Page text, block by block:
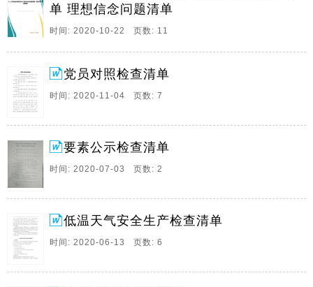
备注123.1。
10、附件1煤矿企业岗位班检查清单（参考样本）一、带
班矿领导检查清单（参考样单）二、班组长班检查清单
（参考样单）例1. 综采工作面跟班负责人检查清单（参
考样单）例2. 掘进工作面跟班负责人检查清单（参考样
单）例3. 通风队跟班负责人检查清单（参考样单）例4
防突队跟班负责人检查清单（参考样单）三、安全员班
单）五、。
11、个人对照检查理想信念方面存在的问题清单 理想信
念问题清单 精品文档，仅供参考 个人对照检查理想信念
就要认真学习党章党规和书记总书记系列重要讲话，将
其精神内化于心、外化于行。本站为大家整理的相关的
个人对照检查理想信念方面存在的问题清单，供大家参
考选择。 个人对照检查理想信念方面存在的问题清单 坚
单 理想信念问题清单
时间: 2020-10-22 页数: 11
党员对照检查清单
时间: 2020-11-04 页数: 7
要素公示检查清单
时间: 2020-07-03 页数: 2
低温天气安全生产检查清单
时间: 2020-06-13 页数: 6